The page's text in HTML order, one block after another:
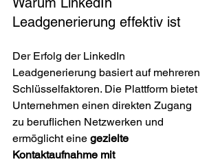
Leadgenerierung effektiv ist
Der Erfolg der LinkedIn
Leadgenerierung basiert auf mehreren
Schlüsselfaktoren. Die Plattform bietet
Unternehmen einen direkten Zugang
zu beruflichen Netzwerken und
ermöglicht eine gezielte
Kontaktaufnahme mit